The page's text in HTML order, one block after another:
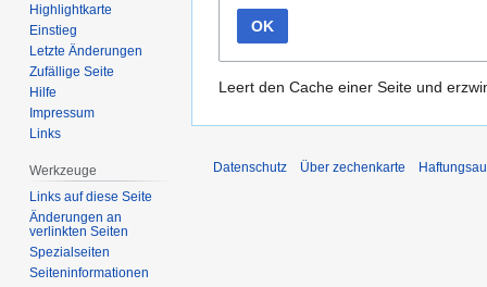
OK
Leert den Cache einer Seite und
Highlightkarte
Einstieg
Letzte Änderungen
Zufällige Seite
Hilfe
Impressum
Links
Werkzeuge
Links auf diese Seite
Änderungen an
verlinkten Seiten
Spezialseiten
Seiten­­informationen
Datenschutz Über zechenkarte